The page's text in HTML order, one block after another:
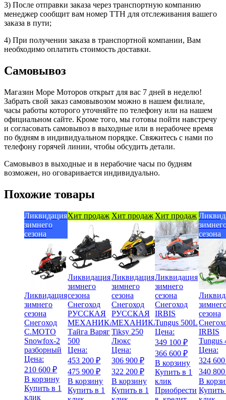
3) После отправки заказа через транспортную компанию
менеджер сообщит вам номер ТТН для отслеживания вашего
заказа в пути;
4) При получении заказа в транспортной компании, Вам
необходимо оплатить стоимость доставки.
Самовывоз
Магазин Море Моторов открыт для вас 7 дней в неделю!
Забрать свой заказ самовывозом можно в нашем филиале,
часы работы которого уточняйте по телефону или на нашем
официальном сайте. Кроме того, мы готовы пойти навстречу
и согласовать самовывоз в выходные или в нерабочее время
по будням в индивидуальном порядке. Свяжитесь с нами по
телефону горячей линии, чтобы обсудить детали.
Самовывоз в выходные и в нерабочие часы по будням
возможен, но оговаривается индивидуально.
Похожие товары
Ликвидация
зимнего
сезона
Ликвидация
зимнего
сезона
Снегоход
C.MOTO
Snowfox-2
разборный
Цена:
210 600 ₽
В корзину
Купить в 1
клик
Хит продаж
Ликвидация
зимнего
сезона
Снегоход
РУССКАЯ
МЕХАНИКА
Тайга Варяг
500
Цена:
453 200 ₽
475 900 ₽
В корзину
Купить в 1
Хит продаж
Ликвидация
зимнего
сезона
Снегоход
РУССКАЯ
МЕХАНИКА
Tiksy 250
Люкс
Цена:
306 900 ₽
322 200 ₽
В корзину
Купить в 1
Хит продаж
Ликвидация
зимнего
сезона
Снегоход
IRBIS
Tungus 500L
Цена:
349 100 ₽
366 600 ₽
В корзину
Купить в 1
клик
Приобрести
сезона
сезона
IRBIS
Tungus
Цена:
324
340
В
Купить